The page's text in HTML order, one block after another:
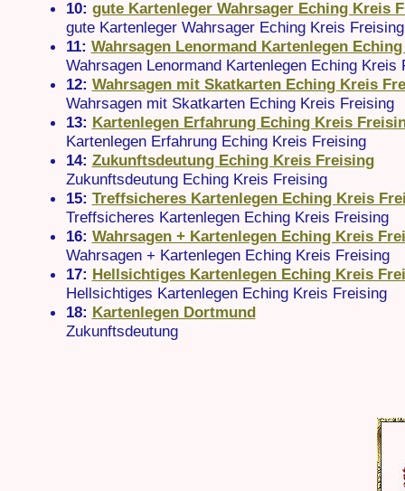
10: gute Kartenleger Wahrsager Eching Kreis
gute Kartenleger Wahrsager Eching Kreis Freising
11: Wahrsagen Lenormand Kartenlegen
Wahrsagen Lenormand Kartenlegen Eching Kreis
12: Wahrsagen mit Skatkarten Eching Kreis
Wahrsagen mit Skatkarten Eching Kreis Freising
13: Kartenlegen Erfahrung Eching Kreis
Kartenlegen Erfahrung Eching Kreis Freising
14: Zukunftsdeutung Eching Kreis Freising
Zukunftsdeutung Eching Kreis Freising
15: Treffsicheres Kartenlegen Eching Kreis
Treffsicheres Kartenlegen Eching Kreis Freising
16: Wahrsagen + Kartenlegen Eching Kreis
Wahrsagen + Kartenlegen Eching Kreis Freising
17: Hellsichtiges Kartenlegen Eching Kreis
Hellsichtiges Kartenlegen Eching Kreis Freising
18: Kartenlegen Dortmund
Zukunftsdeutung